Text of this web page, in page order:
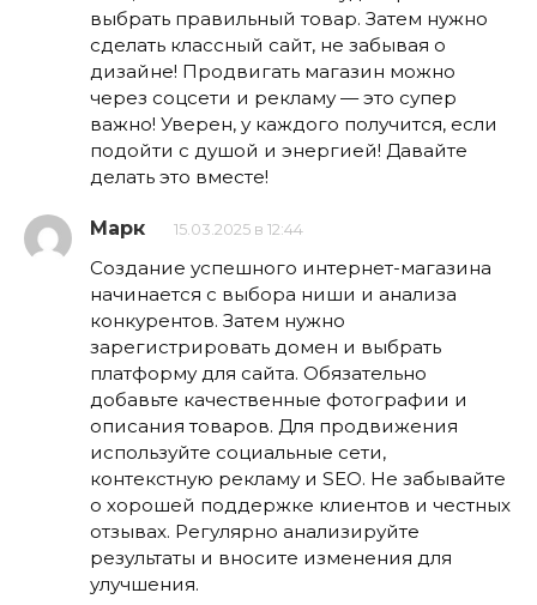
выбрать правильный товар. Затем нужно
сделать классный сайт, не забывая о
дизайне! Продвигать магазин можно
через соцсети и рекламу — это супер
важно! Уверен, у каждого получится, если
подойти с душой и энергией! Давайте
делать это вместе!
Марк 15.03.2025 в 12:44
Создание успешного интернет-магазина
начинается с выбора ниши и анализа
конкурентов. Затем нужно
зарегистрировать домен и выбрать
платформу для сайта. Обязательно
добавьте качественные фотографии и
описания товаров. Для продвижения
используйте социальные сети,
контекстную рекламу и SEO. Не забывайте
о хорошей поддержке клиентов и честных
отзывах. Регулярно анализируйте
результаты и вносите изменения для
улучшения.